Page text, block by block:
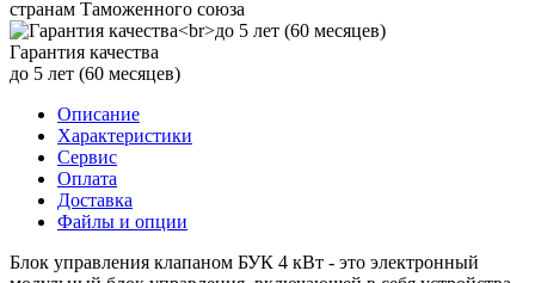
странам Таможенного союза
Гарантия качества
до 5 лет (60 месяцев)
Описание
Характеристики
Сервис
Оплата
Доставка
Файлы и опции
Блок управления клапаном БУК 4 кВт - это электронный